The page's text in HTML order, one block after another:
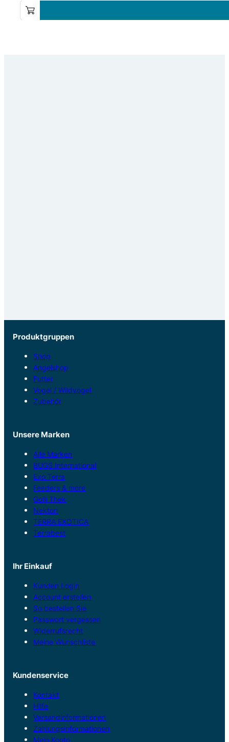
Produktgruppen
Shop
Angelshop
Futter
Vogel / Wildvogel
Zubehör
Unsere Marken
Alle Marken
BUGS International
Exo Terra
Feeders & more
Golli Thek
Nekton
TERRA EXOTICA
Terrabest
Ihr Einkauf
Kunden Login
Account erstellen
So bestellen Sie
Passwort vergessen
Widerrufsrecht
Meine Wunschliste
Kundenservice
Kontakt
Hilfe
Versandinformationen
Zahlungsinformationen
Mein Konto